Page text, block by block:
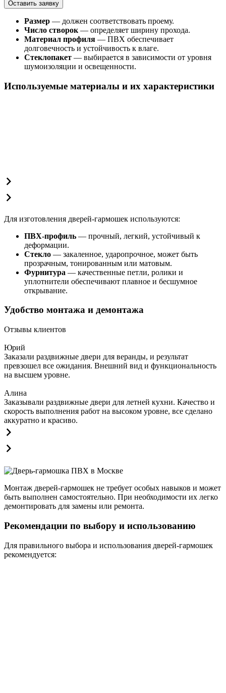
Оставить заявку
Размер — должен соответствовать проему.
Число створок — определяет ширину прохода.
Материал профиля — ПВХ обеспечивает
долговечность и устойчивость к влаге.
Стеклопакет — выбирается в зависимости от уровня
шумоизоляции и освещенности.
Используемые материалы и их характеристики
Для изготовления дверей-гармошек используются:
ПВХ-профиль — прочный, легкий, устойчивый к
деформации.
Стекло — закаленное, ударопрочное, может быть
прозрачным, тонированным или матовым.
Фурнитура — качественные петли, ролики и
уплотнители обеспечивают плавное и бесшумное
открывание.
Удобство монтажа и демонтажа
Отзывы клиентов
Юрий
Заказали раздвижные двери для веранды, и результат
превзошел все ожидания. Внешний вид и функциональность
на высшем уровне.
Алина
Заказывали раздвижные двери для летней кухни. Качество и
скорость выполнения работ на высоком уровне, все сделано
аккуратно и красиво.
Монтаж дверей-гармошек не требует особых навыков и может
быть выполнен самостоятельно. При необходимости их легко
демонтировать для замены или ремонта.
Рекомендации по выбору и использованию
Для правильного выбора и использования дверей-гармошек
рекомендуется: